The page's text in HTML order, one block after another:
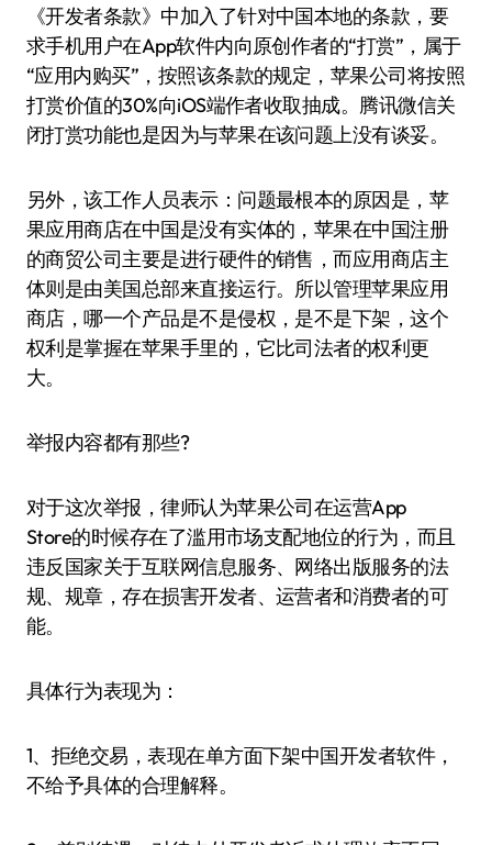
《开发者条款》中加入了针对中国本地的条款，要
求手机用户在App软件内向原创作者的“打赏”，属于
“应用内购买”，按照该条款的规定，苹果公司将按照
打赏价值的30%向iOS端作者收取抽成。腾讯微信关
闭打赏功能也是因为与苹果在该问题上没有谈妥。
另外，该工作人员表示：问题最根本的原因是，苹
果应用商店在中国是没有实体的，苹果在中国注册
的商贸公司主要是进行硬件的销售，而应用商店主
体则是由美国总部来直接运行。所以管理苹果应用
商店，哪一个产品是不是侵权，是不是下架，这个
权利是掌握在苹果手里的，它比司法者的权利更
大。
举报内容都有那些?
对于这次举报，律师认为苹果公司在运营App
Store的时候存在了滥用市场支配地位的行为，而且
违反国家关于互联网信息服务、网络出版服务的法
规、规章，存在损害开发者、运营者和消费者的可
能。
具体行为表现为：
1、拒绝交易，表现在单方面下架中国开发者软件，
不给予具体的合理解释。